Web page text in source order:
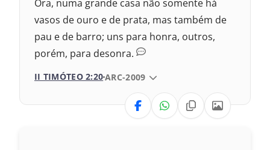
2017 – Nova Almeida Atualizada
2009 – Almeida Revisada e Corrigida
1969 – Almeida Revisada e Corrigida
1993 – Almeida Revisada e Atualizada
Ora, numa grande casa não somente há
vasos de ouro e de prata, mas também de
pau e de barro; uns para honra, outros,
porém, para desonra.
II TIMÓTEO 2:20 VERSÃO DA BÍBLIA
ARC-2009
VERSÃO